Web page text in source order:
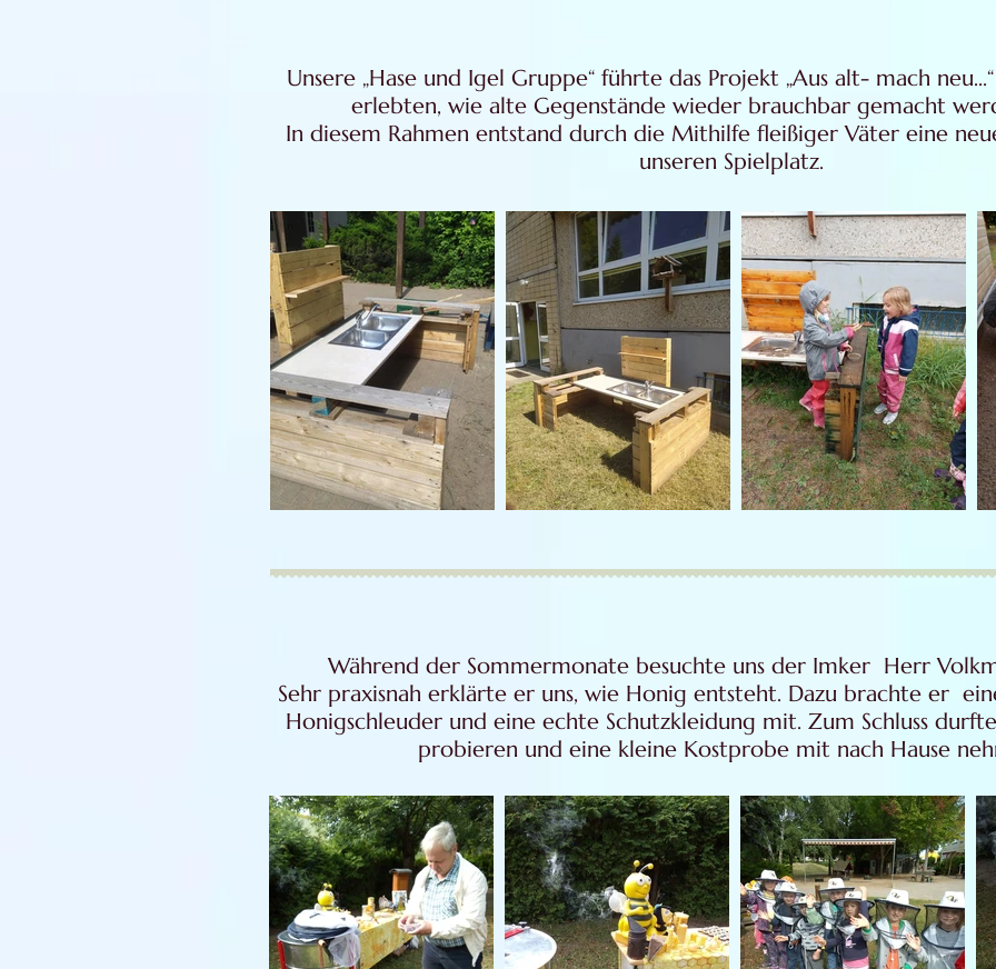
Unsere „Hase und Igel Gruppe“ führte das Projekt „Aus alt- mach
erlebten, wie alte Gegenstände wieder brauchbar gemacht
In diesem Rahmen entstand durch die Mithilfe fleißiger Väter eine
unseren Spielplatz.
Während der Sommermonate besuchte uns der Imker Herr
Sehr praxisnah erklärte er uns, wie Honig entsteht. Dazu brachte er
Honigschleuder und eine echte Schutzkleidung mit. Zum Schluss
probieren und eine kleine Kostprobe mit nach Hause